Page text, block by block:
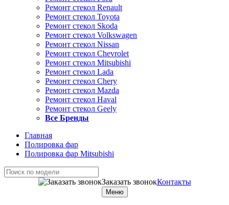
Ремонт стекол Renault
Ремонт стекол Toyota
Ремонт стекол Skoda
Ремонт стекол Volkswagen
Ремонт стекол Nissan
Ремонт стекол Chevrolet
Ремонт стекол Mitsubishi
Ремонт стекол Lada
Ремонт стекол Chery
Ремонт стекол Mazda
Ремонт стекол Haval
Ремонт стекол Geely
Все Бренды
Главная
Полировка фар
Полировка фар Mitsubishi
Заказать звонокКонтакты
Меню